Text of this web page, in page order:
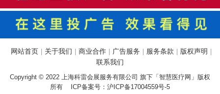
网站首页 关于我们 商业合作 广告服务 服务条款 版权声明
联系我们
Copyright © 2022 上海科雷会展服务有限公司 旗下「智慧医疗网」版权
所有 ICP备案号： 沪ICP备17004559号-5